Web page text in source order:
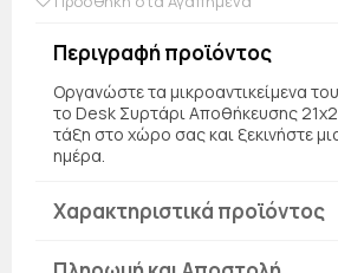
Περιγραφή προϊόντος
Οργανώστε τα μικροαντικείμενα
το Desk Συρτάρι Αποθήκευσης
τάξη στο χώρο σας και ξεκινήστε
ημέρα.
Χαρακτηριστικά προϊόντος